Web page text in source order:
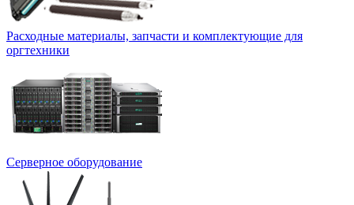
Расходные материалы, запчасти и комплектующие для
оргтехники
Серверное оборудование